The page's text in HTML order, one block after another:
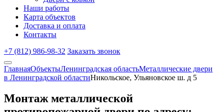
Наши работы
Карта объектов
Доставка и оплата
Контакты
+7 (812) 986-98-32 Заказать звонок
ГлавнаяОбъектыЛенинградская областьМеталлические двери
в Ленинградской областиНикольское, Ульяновское ш. д 5
Монтаж металлической